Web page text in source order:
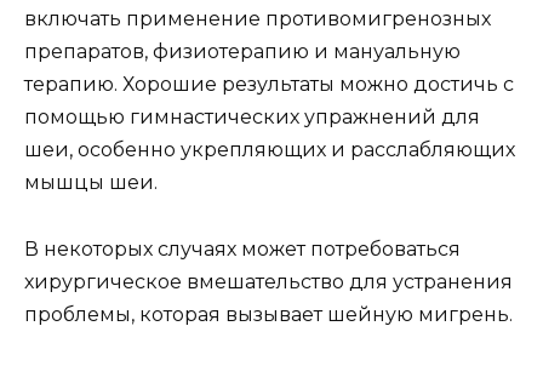
включать применение противомигренозных
препаратов, физиотерапию и мануальную
терапию. Хорошие результаты можно достичь с
помощью гимнастических упражнений для
шеи, особенно укрепляющих и расслабляющих
мышцы шеи.
В некоторых случаях может потребоваться
хирургическое вмешательство для устранения
проблемы, которая вызывает шейную мигрень.